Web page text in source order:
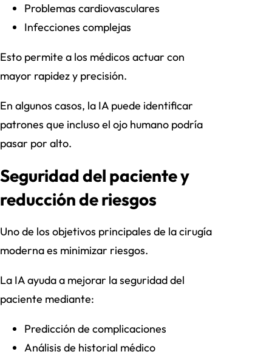
Problemas cardiovasculares
Infecciones complejas
Esto permite a los médicos actuar con
mayor rapidez y precisión.
En algunos casos, la IA puede identificar
patrones que incluso el ojo humano podría
pasar por alto.
Seguridad del paciente y
reducción de riesgos
Uno de los objetivos principales de la cirugía
moderna es minimizar riesgos.
La IA ayuda a mejorar la seguridad del
paciente mediante:
Predicción de complicaciones
Análisis de historial médico